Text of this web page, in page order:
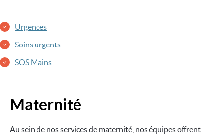
Urgences
Soins urgents
SOS Mains
Image
Maternité
Au sein de nos services de maternité, nos équipes offrent